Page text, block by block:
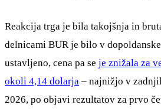
Reakcija trga je bila takojšnja in
delnicami BUR je bilo v
ustavljeno, cena pa se je znižala za
okoli 4,14 dolarja – najnižjo v
2026, po objavi rezultatov za prvo